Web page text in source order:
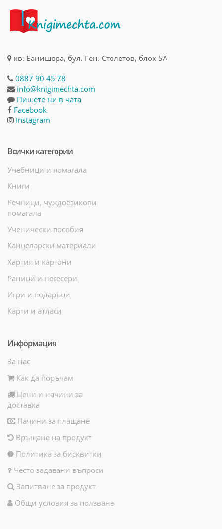
кв. Банишора, бул. Ген. Столетов, блок 5А
0887 90 45 78
info@knigimechta.com
Пишете ни в чата
Facebook
Instagram
Всички категории
Учебници и помагала
Книги
Речници, чуждоезикови
помагала
Ученически пособия
Канцеларски материали
Хартия и картони
Раници и несесери
Игри и подаръци
Карти и атласи
Информация
За нас
Как да поръчам
Цени и начини за
доставка
Начини за плащане
Връщане на продукт
Политика за бисквитки
Често задавани въпроси
Запитване за продукт
Общи условия за ползване